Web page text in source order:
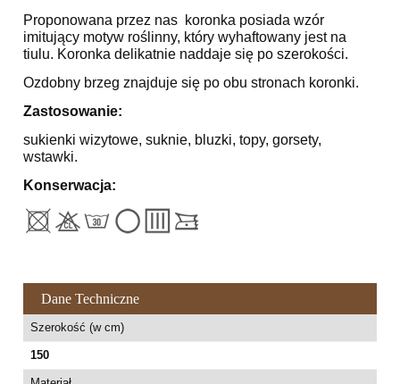
Proponowana przez nas koronka posiada wzór
imitujący motyw roślinny, który wyhaftowany jest na
tiulu. Koronka delikatnie naddaje się po szerokości.
Ozdobny brzeg znajduje się po obu stronach koronki.
Zastosowanie:
sukienki wizytowe, suknie, bluzki, topy, gorsety,
wstawki.
Konserwacja:
Dane Techniczne
Szerokość (w cm)
150